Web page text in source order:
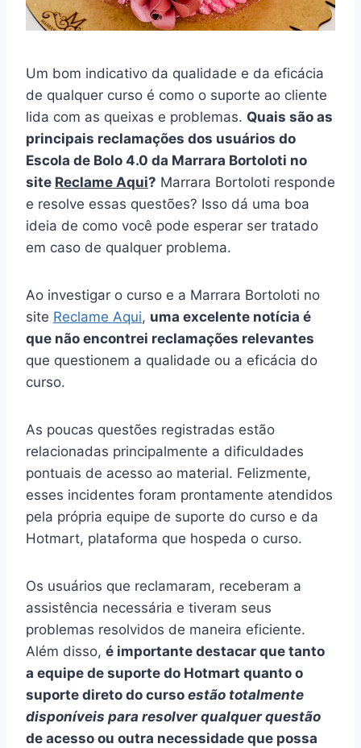
Um bom indicativo da qualidade e da eficácia
de qualquer curso é como o suporte ao cliente
lida com as queixas e problemas. Quais são as
principais reclamações dos usuários do
Escola de Bolo 4.0 da Marrara Bortoloti no
site Reclame Aqui? Marrara Bortoloti responde
e resolve essas questões? Isso dá uma boa
ideia de como você pode esperar ser tratado
em caso de qualquer problema.
Ao investigar o curso e a Marrara Bortoloti no
site Reclame Aqui, uma excelente notícia é
que não encontrei reclamações relevantes
que questionem a qualidade ou a eficácia do
curso.
As poucas questões registradas estão
relacionadas principalmente a dificuldades
pontuais de acesso ao material. Felizmente,
esses incidentes foram prontamente atendidos
pela própria equipe de suporte do curso e da
Hotmart, plataforma que hospeda o curso.
Os usuários que reclamaram, receberam a
assistência necessária e tiveram seus
problemas resolvidos de maneira eficiente.
Além disso, é importante destacar que tanto
a equipe de suporte do Hotmart quanto o
suporte direto do curso estão totalmente
disponíveis para resolver qualquer questão
de acesso ou outra necessidade que possa